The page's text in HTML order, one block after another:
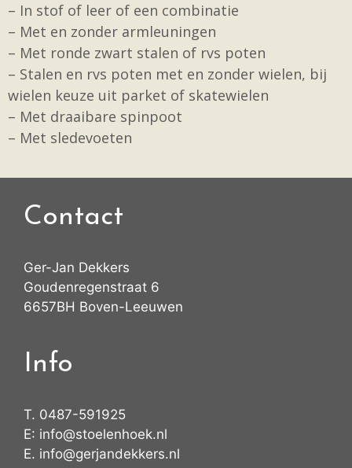
– In stof of leer of een combinatie
– Met en zonder armleuningen
– Met ronde zwart stalen of rvs poten
– Stalen en rvs poten met en zonder wielen, bij
wielen keuze uit parket of skatewielen
– Met draaibare spinpoot
– Met sledevoeten
Contact
Ger-Jan Dekkers
Goudenregenstraat 6
6657BH Boven-Leeuwen
Info
T. 0487-591925
E: info@stoelenhoek.nl
E. info@gerjandekkers.nl